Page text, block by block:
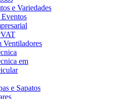
e Variedades
Eventos
Ventiladores
em
e Sapatos